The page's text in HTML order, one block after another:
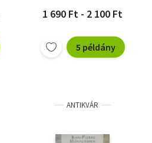
1 690 Ft - 2 100 Ft
5 példány
ANTIKVÁR